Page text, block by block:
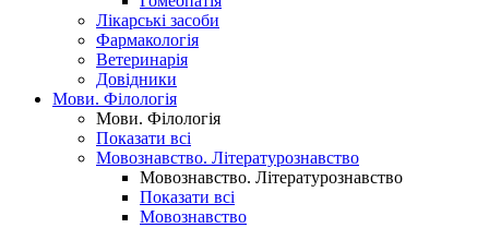
Лікарські засоби
Фармакологія
Ветеринарія
Довідники
Мови. Філологія
Мови. Філологія
Показати всі
Мовознавство. Літературознавство
Мовознавство. Літературознавство
Показати всі
Мовознавство